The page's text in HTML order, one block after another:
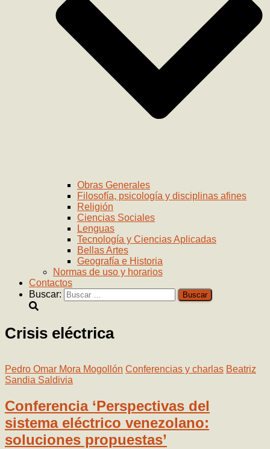
Obras Generales
Filosofía, psicología y disciplinas afines
Religión
Ciencias Sociales
Lenguas
Tecnología y Ciencias Aplicadas
Bellas Artes
Geografía e Historia
Normas de uso y horarios
Contactos
Buscar:
Crisis eléctrica
Pedro Omar Mora Mogollón Conferencias y charlas Beatriz
Sandia Saldivia
Conferencia ‘Perspectivas del
sistema eléctrico venezolano:
soluciones propuestas’